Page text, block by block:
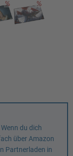
du dich
über Amazon
Partnerladen in